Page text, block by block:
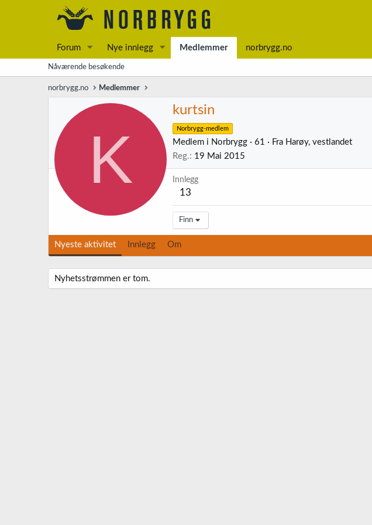
Forum Nye innlegg Medlemmer norbrygg.no
Nåværende besøkende
norbrygg.no Medlemmer
K
kurtsin
Norbrygg-medlem
Medlem i Norbrygg · 61 · Fra Harøy, vestlandet
Reg.
19 Mai 2015
Innlegg
13
Finn
Nyeste aktivitet Innlegg Om
Nyhetsstrømmen er tom.